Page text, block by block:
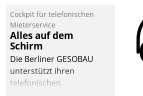
der
Wohnungswirtschaft“.
Bewerben können sich
dafür ein Team
bestehend aus
Wohnungsunternehmen
und PropTech.
Cockpit für telefonischen
Mieterservice
Alles auf dem
Schirm
Die Berliner GESOBAU
unterstützt ihren
telefonischen